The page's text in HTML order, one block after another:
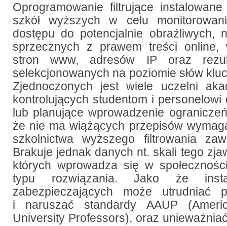
akademicka
i wpływ
na dostęp
opinie
bibliotekarzy
i interesariuszy
Oprogramowanie filtrujące
szkół wyższych w celu
dostępu do potencjalnie obraźliwych,
sprzecznych z prawem treści online,
stron www, adresów IP oraz
selekcjonowanych na poziomie słów
Zjednoczonych jest wiele uczelni
kontrolujących studentom i personelowi
lub planujące wprowadzenie
że nie ma wiążących przepisów
szkolnictwa wyższego filtrowania
Brakuje jednak danych nt. skali tego
których wprowadza się w
typu rozwiązania. Jako że
zabezpieczających może utrudniać
i naruszać standardy AAUP
University Professors), oraz